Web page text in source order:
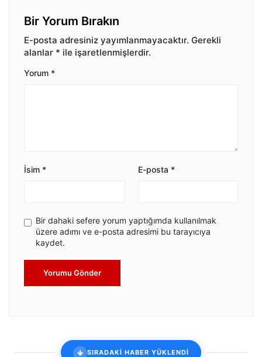
Bir Yorum Bırakın
E-posta adresiniz yayımlanmayacaktır. Gerekli
alanlar * ile işaretlenmişlerdir.
Yorum *
İsim * E-posta *
Bir dahaki sefere yorum yaptığımda kullanılmak
üzere adımı ve e-posta adresimi bu tarayıcıya
kaydet.
Yorumu Gönder
SIRADAKİ HABER YÜKLENDİ